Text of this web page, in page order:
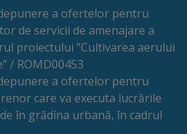
a ofertelor pentru
de servicii de amenajare a
proiectului ”Cultivarea aerului
/ ROMD00453
a ofertelor pentru
care va executa lucrările
în grădina urbană, în cadrul